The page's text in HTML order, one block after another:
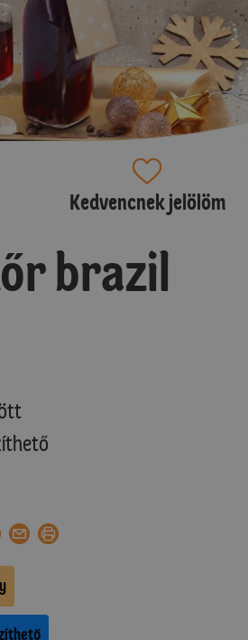
Kedvencnek jelölöm
brazil